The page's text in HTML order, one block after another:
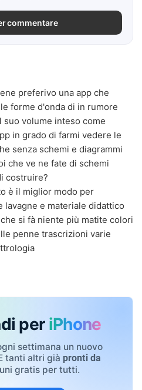
commentare
preferivo una app che
forme d'onda di in rumore
suo volume inteso come
in grado di farmi vedere le
senza schemi e diagrammi
che ve ne fate di schemi
costruire?
è il miglior modo per
lavagne e materiale didattico
si fà niente più matite colori
penne trascrizioni varie
per iPhone
settimana un nuovo
tanti altri già pronti da
gratis per tutti.